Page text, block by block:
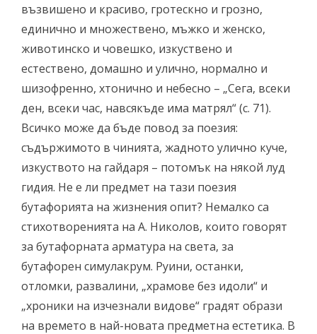
възвишено и красиво, гротескно и грозно,
единично и множествено, мъжко и женско,
животинско и човешко, изкуствено и
естествено, домашно и улично, нормално и
шизофренно, хтонично и небесно – „Сега, всеки
ден, всеки час, навсякъде има матрял“ (с. 71).
Всичко може да бъде повод за поезия:
съдържимото в чинията, жадното улично куче,
изкуството на гайдаря – потомък на някой луд
гидия. Не е ли предмет на тази поезия
бутафорията на жизнения опит? Немалко са
стихотворенията на А. Николов, които говорят
за бутафорната арматура на света, за
бутафорен симулакрум. Руини, останки,
отломки, развалини, „храмове без идоли“ и
„хроники на изчезнали видове“ градят образи
на времето в най-новата предметна естетика. В